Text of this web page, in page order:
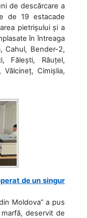
de descărcare a
de 19 estacade
pietrișului și a
în întreaga
Cahul, Bender-2,
Fălești, Răuțel,
Cimișlia,
de un singur
Moldova” a pus
deservit de